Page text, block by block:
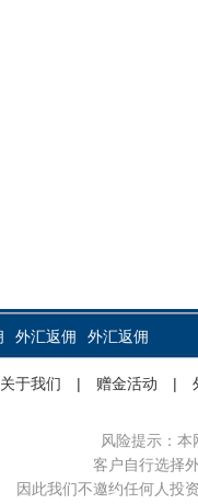
外汇返佣 外汇返佣
关于我们 | 赠金活动 |
风险提示：
客户自行选择
因此我们不邀约任何人投